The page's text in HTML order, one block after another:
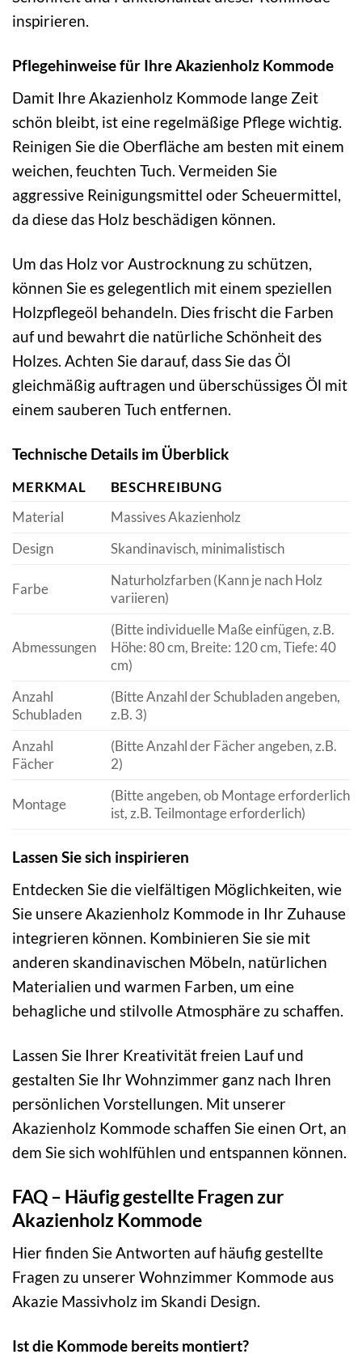
inspirieren.
Pflegehinweise für Ihre Akazienholz Kommode
Damit Ihre Akazienholz Kommode lange Zeit
schön bleibt, ist eine regelmäßige Pflege wichtig.
Reinigen Sie die Oberfläche am besten mit einem
weichen, feuchten Tuch. Vermeiden Sie
aggressive Reinigungsmittel oder Scheuermittel,
da diese das Holz beschädigen können.
Um das Holz vor Austrocknung zu schützen,
können Sie es gelegentlich mit einem speziellen
Holzpflegeöl behandeln. Dies frischt die Farben
auf und bewahrt die natürliche Schönheit des
Holzes. Achten Sie darauf, dass Sie das Öl
gleichmäßig auftragen und überschüssiges Öl mit
einem sauberen Tuch entfernen.
Technische Details im Überblick
MERKMAL
BESCHREIBUNG
Material
Massives Akazienholz
Design
Skandinavisch, minimalistisch
Farbe
Naturholzfarben (Kann je nach Holz
variieren)
Abmessungen
(Bitte individuelle Maße einfügen, z.B.
Höhe: 80 cm, Breite: 120 cm, Tiefe: 40
cm)
Anzahl
Schubladen
(Bitte Anzahl der Schubladen angeben,
z.B. 3)
Anzahl
Fächer
(Bitte Anzahl der Fächer angeben, z.B.
2)
Montage
(Bitte angeben, ob Montage erforderlich
ist, z.B. Teilmontage erforderlich)
Lassen Sie sich inspirieren
Entdecken Sie die vielfältigen Möglichkeiten, wie
Sie unsere Akazienholz Kommode in Ihr Zuhause
integrieren können. Kombinieren Sie sie mit
anderen skandinavischen Möbeln, natürlichen
Materialien und warmen Farben, um eine
behagliche und stilvolle Atmosphäre zu schaffen.
Lassen Sie Ihrer Kreativität freien Lauf und
gestalten Sie Ihr Wohnzimmer ganz nach Ihren
persönlichen Vorstellungen. Mit unserer
Akazienholz Kommode schaffen Sie einen Ort, an
dem Sie sich wohlfühlen und entspannen können.
FAQ – Häufig gestellte Fragen zur
Akazienholz Kommode
Hier finden Sie Antworten auf häufig gestellte
Fragen zu unserer Wohnzimmer Kommode aus
Akazie Massivholz im Skandi Design.
Ist die Kommode bereits montiert?